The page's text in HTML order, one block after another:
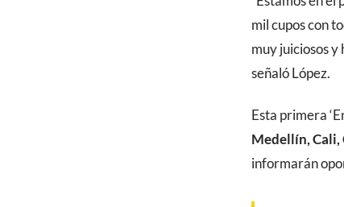
mil cupos con
muy juiciosos y
señaló López.
Esta primera
Medellín, Cali,
informarán